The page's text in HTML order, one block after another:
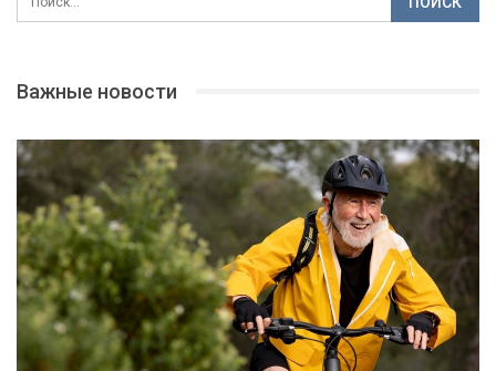
Важные новости